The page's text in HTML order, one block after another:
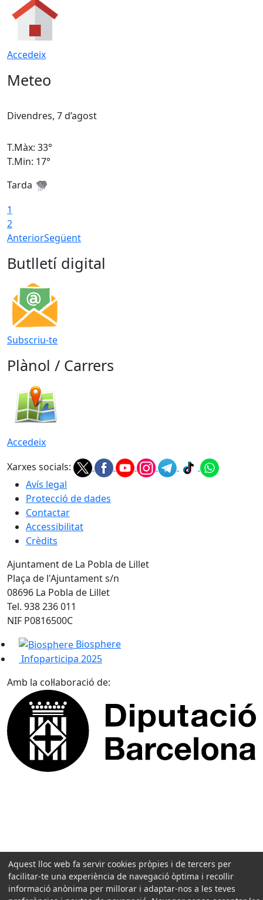
Accedeix
Meteo
Divendres, 7 d’agost
T.Màx: 33°
T.Min: 17°
Tarda
1
2
AnteriorSegüent
Butlletí digital
Subscriu-te
Plànol / Carrers
Accedeix
Xarxes socials:
Avís legal
Protecció de dades
Contactar
Accessibilitat
Crèdits
Ajuntament de La Pobla de Lillet
Plaça de l'Ajuntament s/n
08696 La Pobla de Lillet
Tel. 938 236 011
NIF P0816500C
Biosphere
Infoparticipa 2025
Amb la col·laboració de:
Aquest lloc web fa servir cookies pròpies i de tercers per
facilitar-te una experiència de navegació òptima i recollir
informació anònima per millorar i adaptar-nos a les teves